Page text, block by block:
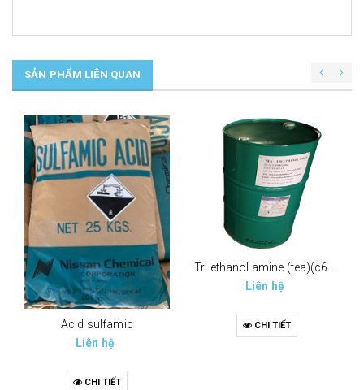
SẢN PHẨM LIÊN QUAN
Acid sulfamic
Liên hệ
CHI TIẾT
Tri ethanol amine (tea)(c6h15no3)
Liên hệ
CHI TIẾT